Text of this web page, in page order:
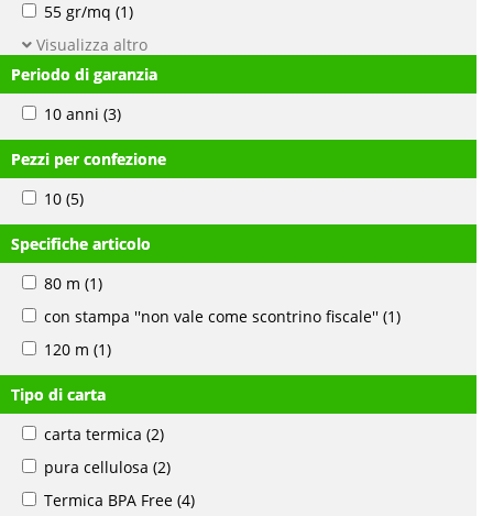
55 gr/mq (1)
Visualizza altro
Periodo di garanzia
10 anni (3)
Pezzi per confezione
10 (5)
Specifiche articolo
80 m (1)
con stampa ''non vale come scontrino fiscale'' (1)
120 m (1)
Tipo di carta
carta termica (2)
pura cellulosa (2)
Termica BPA Free (4)